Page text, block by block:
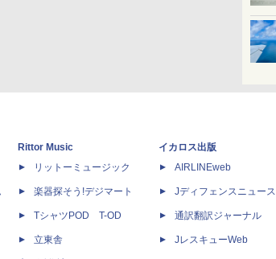
Rittor Music
リットーミュージック
楽器探そう!デジマート
TシャツPOD T-OD
立東舎
イカロス出版
AIRLINEweb
Jディフェンスニュース
通訳翻訳ジャーナル
JレスキューWeb